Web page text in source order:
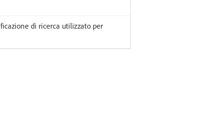
di ricerca utilizzato per